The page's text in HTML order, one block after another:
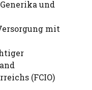
und
mit
(FCIO)